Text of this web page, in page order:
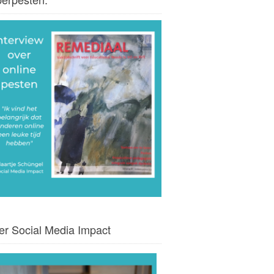
Social Media Impact